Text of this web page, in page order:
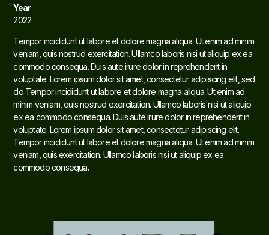
Year
2022
Tempor incididunt ut labore et dolore magna aliqua. Ut enim ad minim
veniam, quis nostrud exercitation. Ullamco laboris nisi ut aliquip ex ea
commodo consequa. Duis aute irure dolor in reprehenderit in
voluptate. Lorem ipsum dolor sit amet, consectetur adipiscing elit, sed
do Tempor incididunt ut labore et dolore magna aliqua. Ut enim ad
minim veniam, quis nostrud exercitation. Ullamco laboris nisi ut aliquip
ex ea commodo consequa. Duis aute irure dolor in reprehenderit in
voluptate. Lorem ipsum dolor sit amet, consectetur adipiscing elit.
Tempor incididunt ut labore et dolore magna aliqua. Ut enim ad minim
veniam, quis exercitation. Ullamco laboris nisi ut aliquip ex ea
commodo consequa.